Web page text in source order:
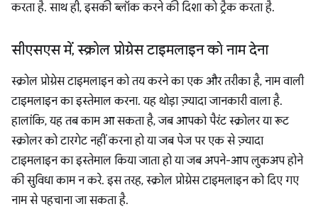
करता है. साथ ही, इसकी ब्लॉक करने की दिशा को ट्रैक करता है.
सीएसएस में, स्क्रोल प्रोग्रेस टाइमलाइन को नाम देना
स्क्रोल प्रोग्रेस टाइमलाइन को तय करने का एक और तरीका है, नाम वाली
टाइमलाइन का इस्तेमाल करना. यह थोड़ा ज़्यादा जानकारी वाला है.
हालांकि, यह तब काम आ सकता है, जब आपको पैरंट स्क्रोलर या रूट
स्क्रोलर को टारगेट नहीं करना हो या जब पेज पर एक से ज़्यादा
टाइमलाइन का इस्तेमाल किया जाता हो या जब अपने-आप लुकअप होने
की सुविधा काम न करे. इस तरह, स्क्रोल प्रोग्रेस टाइमलाइन को दिए गए
नाम से पहचाना जा सकता है.